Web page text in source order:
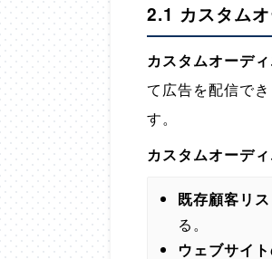
2.1 カスタム
カスタムオーデ
て広告を配信で
す。
カスタムオーデ
既存顧客リス
る。
ウェブサイ